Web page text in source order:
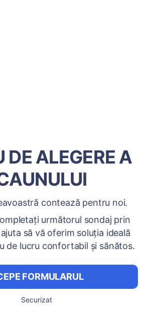
DE ALEGERE A
contează pentru noi.
următorul sondaj prin
să vă oferim soluția ideală
de lucru confortabil și sănătos.
FORMULARUL
Securizat